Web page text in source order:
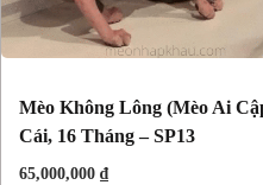
Mèo Không Lông (Mèo Ai
Cái, 16 Tháng – SP13
65,000,000 ₫